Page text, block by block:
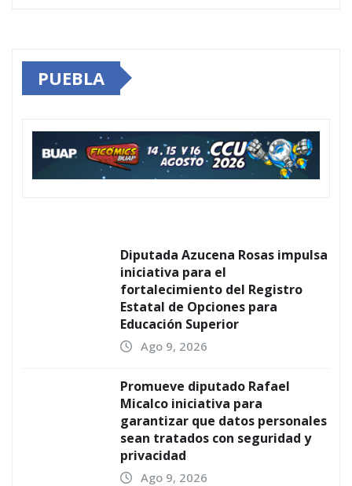
PUEBLA
Diputada Azucena Rosas impulsa
iniciativa para el
fortalecimiento del Registro
Estatal de Opciones para
Educación Superior
Ago 9, 2026
Promueve diputado Rafael
Micalco iniciativa para
garantizar que datos personales
sean tratados con seguridad y
privacidad
Ago 9, 2026